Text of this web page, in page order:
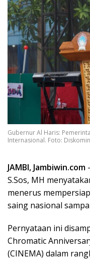
Gubernur Al Haris:
Internasional. Foto:
JAMBI, Jambiwin.com
S.Sos, MH
menerus
saing nasional
Pernyataan ini
Chromatic
(CINEMA) dalam